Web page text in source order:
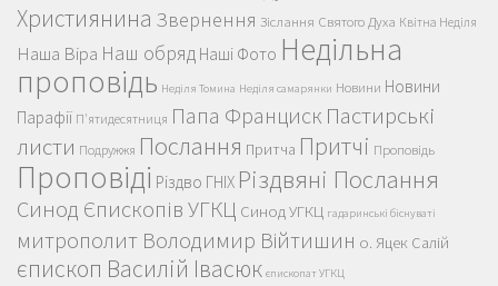
Християнина Звернення Зіслання Святого Духа Квітна Неділя
Наша Віра Наш обряд Наші Фото Недільна
проповідь Неділя Томина Неділя самарянки Новини Новини
Парафії П'ятидесятниця Папа Франциск Пастирські
листи Подружжя Послання Притча Притчі Проповідь
Проповіді Різдво ГНІХ Різдвяні Послання
Синод Єпископів УГКЦ Синод УГКЦ гадаринські біснуваті
митрополит Володимир Війтишин о. Яцек Салій
єпископ Василій Івасюк єпископат УГКЦ